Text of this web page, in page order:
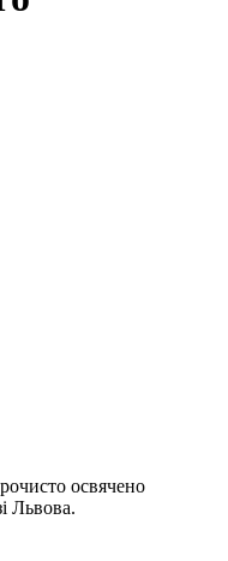
освячено
Львова.